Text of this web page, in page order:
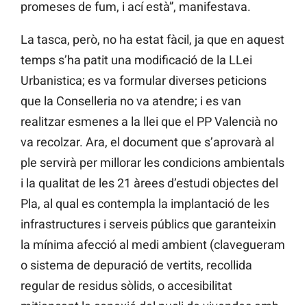
promeses de fum, i ací està”, manifestava.
La tasca, però, no ha estat fàcil, ja que en aquest
temps s’ha patit una modificació de la LLei
Urbanistica; es va formular diverses peticions
que la Conselleria no va atendre; i es van
realitzar esmenes a la llei que el PP Valencià no
va recolzar. Ara, el document que s’aprovarà al
ple servirà per millorar les condicions ambientals
i la qualitat de les 21 àrees d’estudi objectes del
Pla, al qual es contempla la implantació de les
infrastructures i serveis públics que garanteixin
la mínima afecció al medi ambient (clavegueram
o sistema de depuració de vertits, recollida
regular de residus sòlids, o accesibilitat